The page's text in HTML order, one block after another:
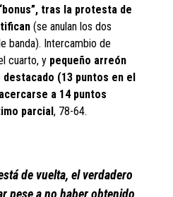
tras la protesta de
(se anulan los dos
banda). Intercambio de
cuarto, y pequeño arreón
(13 puntos en el
a 14 puntos
parcial, 78-64.
de vuelta, el verdadero
pese a no haber obtenido